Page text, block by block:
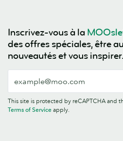
Inscrivez-vous à la
des offres spéciales, être
nouveautés et vous inspirer.
This site is protected by reCAPTCHA and
Terms of Service apply.